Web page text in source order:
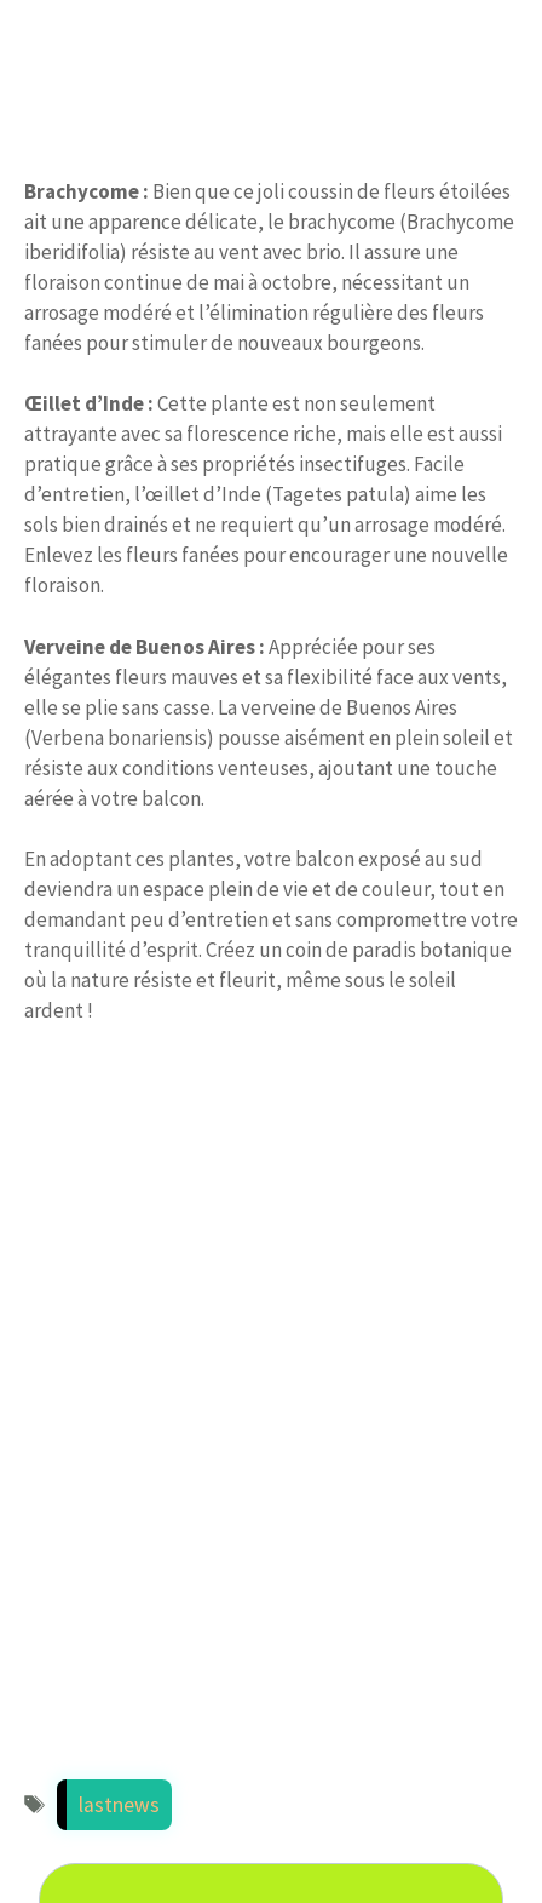
Brachycome : Bien que ce joli coussin de fleurs étoilées
ait une apparence délicate, le brachycome (Brachycome
iberidifolia) résiste au vent avec brio. Il assure une
floraison continue de mai à octobre, nécessitant un
arrosage modéré et l’élimination régulière des fleurs
fanées pour stimuler de nouveaux bourgeons.
Œillet d’Inde :Cette plante est non seulement
attrayante avec sa florescence riche, mais elle est aussi
pratique grâce à ses propriétés insectifuges. Facile
d’entretien, l’œillet d’Inde (Tagetes patula) aime les
sols bien drainés et ne requiert qu’un arrosage modéré.
Enlevez les fleurs fanées pour encourager une nouvelle
floraison.
Verveine de Buenos Aires :Appréciée pour ses
élégantes fleurs mauves et sa flexibilité face aux vents,
elle se plie sans casse. La verveine de Buenos Aires
(Verbena bonariensis) pousse aisément en plein soleil et
résiste aux conditions venteuses, ajoutant une touche
aérée à votre balcon.
En adoptant ces plantes, votre balcon exposé au sud
deviendra un espace plein de vie et de couleur, tout en
demandant peu d’entretien et sans compromettre votre
tranquillité d’esprit. Créez un coin de paradis botanique
où la nature résiste et fleurit, même sous le soleil
ardent !
Étiquettes
lastnews